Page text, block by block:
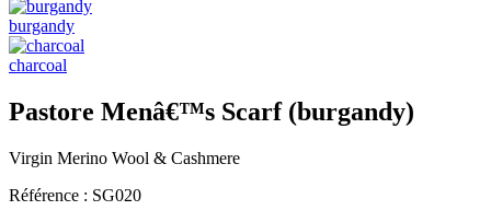
burgandy
charcoal
Pastore Menâ€™s Scarf (burgandy)
Virgin Merino Wool & Cashmere
Référence : SG020